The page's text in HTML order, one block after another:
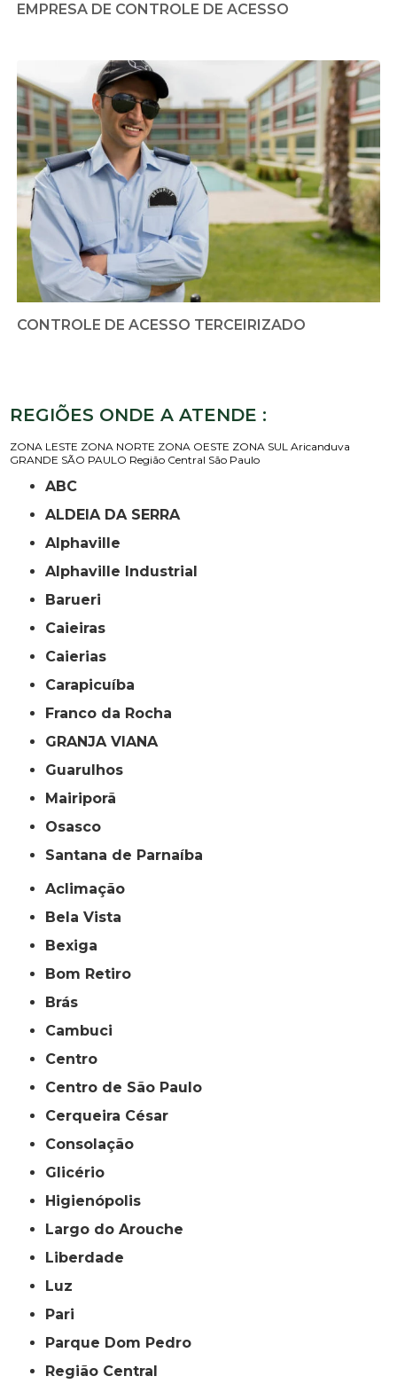
EMPRESA DE CONTROLE DE ACESSO
CONTROLE DE ACESSO TERCEIRIZADO
REGIÕES ONDE A ATENDE :
ZONA LESTE ZONA NORTE ZONA OESTE ZONA SUL Aricanduva
GRANDE SÃO PAULO Região Central São Paulo
ABC
ALDEIA DA SERRA
Alphaville
Alphaville Industrial
Barueri
Caieiras
Caierias
Carapicuíba
Franco da Rocha
GRANJA VIANA
Guarulhos
Mairiporã
Osasco
Santana de Parnaíba
Aclimação
Bela Vista
Bexiga
Bom Retiro
Brás
Cambuci
Centro
Centro de São Paulo
Cerqueira César
Consolação
Glicério
Higienópolis
Largo do Arouche
Liberdade
Luz
Pari
Parque Dom Pedro
Região Central